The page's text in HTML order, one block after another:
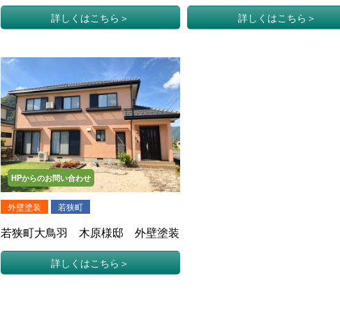
詳しくはこちら 詳しくはこちら
HPからのお問い合わせ
外壁塗装 若狭町
若狭町大鳥羽 木原様邸 外壁塗装
詳しくはこちら